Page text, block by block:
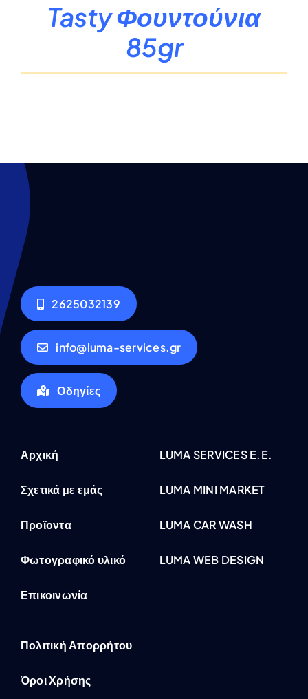
Tasty Φουντούνια
85gr
2625032139
info@luma-services.gr
Οδηγίες
Αρχική
Σχετικά με εμάς
Προϊοντα
Φωτογραφικό υλικό
Επικοινωνία
LUMA SERVICES E.E.
LUMA MINI MARKET
LUMA CAR WASH
LUMA WEB DESIGN
Πολιτική Απορρήτου
Όροι Χρήσης